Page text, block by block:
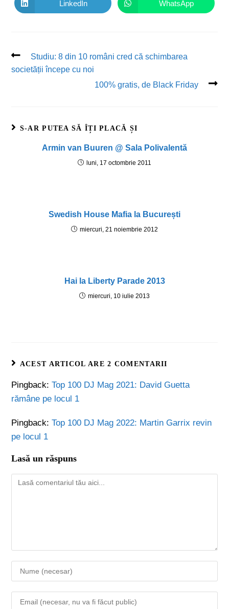
LinkedIn WhatsApp
Studiu: 8 din 10 români cred că schimbarea
societății începe cu noi
100% gratis, de Black Friday
S-AR PUTEA SĂ ÎȚI PLACĂ ȘI
Armin van Buuren @ Sala Polivalentă
luni, 17 octombrie 2011
Swedish House Mafia la București
miercuri, 21 noiembrie 2012
Hai la Liberty Parade 2013
miercuri, 10 iulie 2013
ACEST ARTICOL ARE 2 COMENTARII
Pingback:Top 100 DJ Mag 2021: David Guetta
rămâne pe locul 1
Pingback:Top 100 DJ Mag 2022: Martin Garrix revin
pe locul 1
Lasă un răspuns